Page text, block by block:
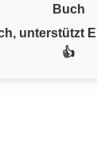
Buch
unterstützt
👍